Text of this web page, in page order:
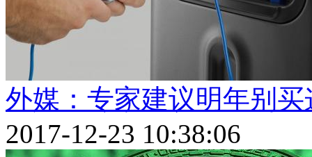
外媒：专家建议明年别
2017-12-23 10:38:06